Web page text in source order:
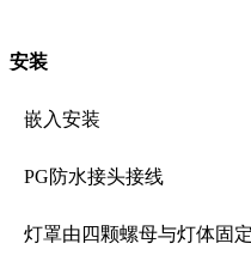
安装
嵌入安装
PG防水接头接线
灯罩由四颗螺母与灯体固定